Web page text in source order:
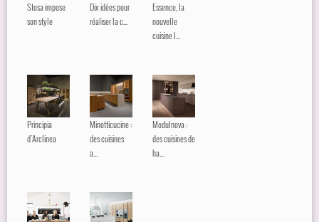
Stosa impose
son style
Dix idées pour
réaliser la c...
Essence, la
nouvelle
cuisine l...
Principia
d'Arclinea
Minotticucine :
des cuisines
a...
Modulnova :
des cuisines de
ha...